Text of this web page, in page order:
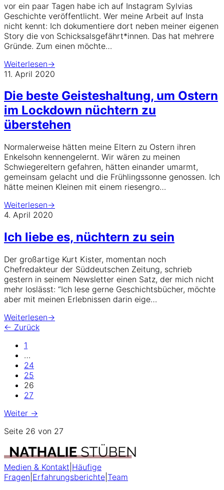
vor ein paar Tagen habe ich auf Instagram Sylvias
Geschichte veröffentlicht. Wer meine Arbeit auf Insta
nicht kennt: Ich dokumentiere dort neben meiner eigenen
Story die von Schicksalsgefährt*innen. Das hat mehrere
Gründe. Zum einen möchte…
Weiterlesen→
11. April 2020
Die beste Geisteshaltung, um Ostern
im Lockdown nüchtern zu
überstehen
Normalerweise hätten meine Eltern zu Ostern ihren
Enkelsohn kennengelernt. Wir wären zu meinen
Schwiegereltern gefahren, hätten einander umarmt,
gemeinsam gelacht und die Frühlingssonne genossen. Ich
hätte meinen Kleinen mit einem riesengro…
Weiterlesen→
4. April 2020
Ich liebe es, nüchtern zu sein
Der großartige Kurt Kister, momentan noch
Chefredakteur der Süddeutschen Zeitung, schrieb
gestern in seinem Newsletter einen Satz, der mich nicht
mehr loslässt: “Ich lese gerne Geschichtsbücher, möchte
aber mit meinen Erlebnissen darin eige…
Weiterlesen→
← Zurück
1
…
24
25
26
27
Weiter →
Seite 26 von 27
Medien & Kontakt Häufige
Fragen Erfahrungsberichte Team